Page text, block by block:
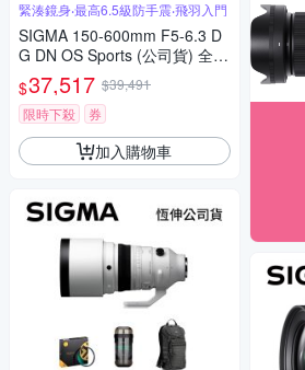
緊湊鏡身‧最高6.5級防手震‧飛羽入門
SIGMA 150-600mm F5-6.3 D
G DN OS Sports (公司貨) 全片
幅微單眼鏡頭 超望遠變焦鏡頭
飛羽攝影 拍鳥
$37,517 $39,491
限時下殺
券
加入購物車